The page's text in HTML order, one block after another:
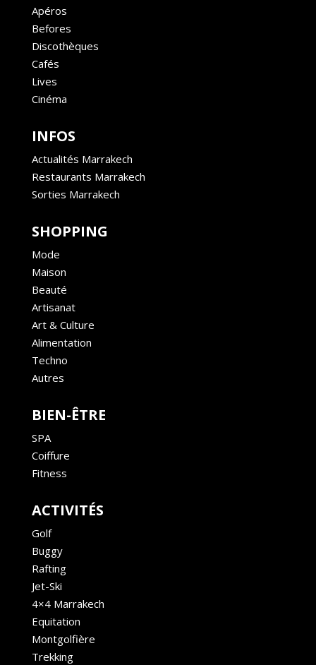
Apéros
Befores
Discothèques
Cafés
Lives
Cinéma
INFOS
Actualités Marrakech
Restaurants Marrakech
Sorties Marrakech
SHOPPING
Mode
Maison
Beauté
Artisanat
Art & Culture
Alimentation
Techno
Autres
BIEN-ÊTRE
SPA
Coiffure
Fitness
ACTIVITÉS
Golf
Buggy
Rafting
Jet-Ski
4×4 Marrakech
Equitation
Montgolfière
Trekking